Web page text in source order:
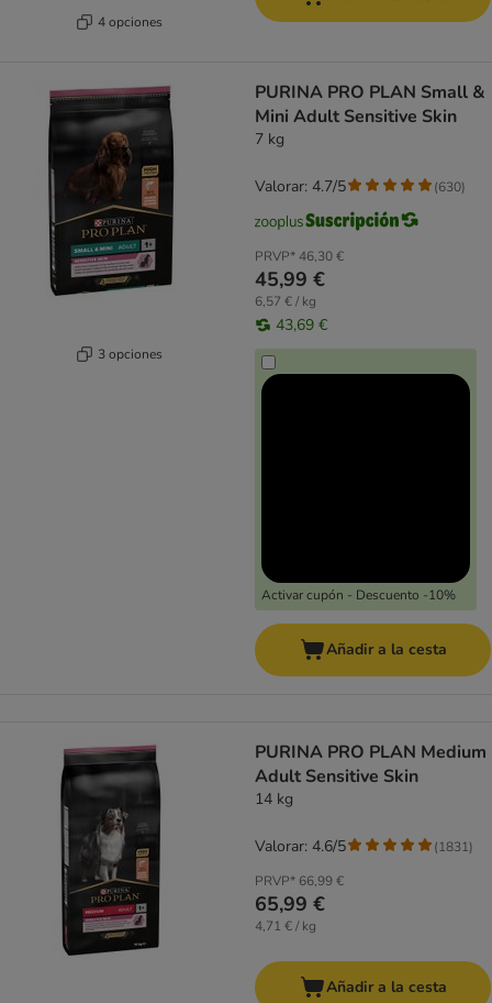
4 opciones
3 opciones
PURINA PRO PLAN Small &
Mini Adult Sensitive Skin
7 kg
PRVP*46,30 €
45,99 €
6,57 € / kg
43,69 €
Activar cupón - Descuento -10%
Valorar: 4.7/5 (630)
Añadir a la cesta
PURINA PRO PLAN Medium
Adult Sensitive Skin
14 kg
PRVP* 66,99 €
65,99 €
4,71 € / kg
Valorar: 4.6/5 (1831)
Añadir a la cesta